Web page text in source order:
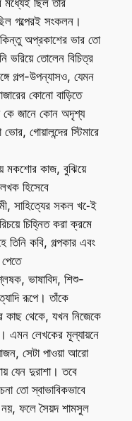
গল্পেরই সংকলন।
অপ্রকাশের ভার তো
ভরিয়ে তোলেন বিচিত্র
গল্প-উপন্যাসও, যেমন
কোনো বাড়িতে
কে জানে কোন অদৃশ্য
গোয়ালন্দের স্টিমারে
মকশোর কাজ, বুঝিয়ে
হিসেবে
সাহিত্যের সকল খ-েই
চিহ্নিত করা ক্রমে
তিনি কবি, গল্পকার এবং
ভাষাবিদ, শিশু-
রূপে। তাঁকে
কাছ থেকে, যখন নিজেকে
এমন লেখকের মূল্যায়নে
সেটা পাওয়া আরো
যেন দুরাশা। তবে
তো স্বাভাবিকভাবে
নয়, ফলে সৈয়দ শামসুল